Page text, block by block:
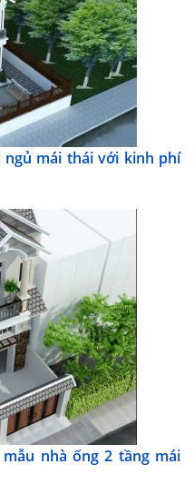
mái thái với kinh phí
nhà ống 2 tầng mái